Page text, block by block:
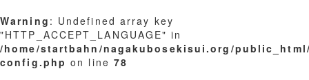
Warning : Undefined array key
"HTTP_ACCEPT_LANGUAGE" in
/home/startbahn/nagakubosekisui.org/
config.php on line 78